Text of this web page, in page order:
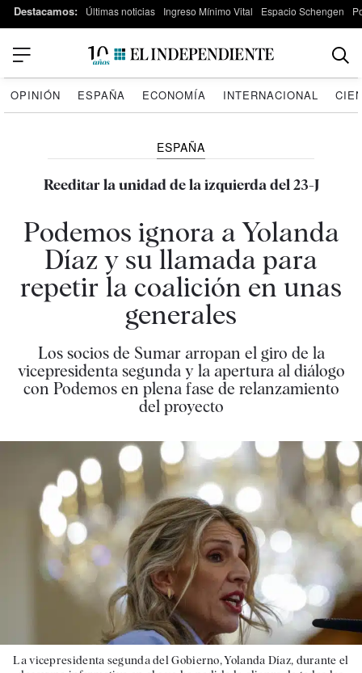
Destacamos: Últimas noticias Ingreso Mínimo Vital Espacio Schengen
OPINIÓN ESPAÑA ECONOMÍA INTERNACIONAL
ESPAÑA
Reeditar la unidad de la izquierda del 23-J
Podemos ignora a Yolanda
Díaz y su llamada para
repetir la coalición en unas
generales
Los socios de Sumar arropan el giro de la
vicepresidenta segunda y la apertura al diálogo
con Podemos en plena fase de relanzamiento
del proyecto
La vicepresidenta segunda del Gobierno, Yolanda Díaz, durante el